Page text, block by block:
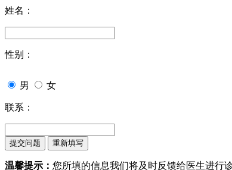
姓名：
性别：
男 女
联系：
温馨提示： 您所填的信息我们将及时反馈给医生进行